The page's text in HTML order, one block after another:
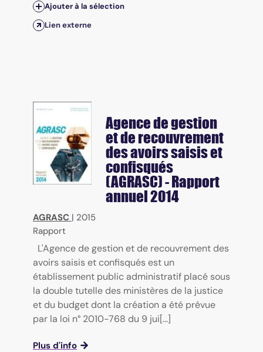
Ajouter à la sélection
Lien externe
Agence de gestion
et de recouvrement
des avoirs saisis et
confisqués
(AGRASC) - Rapport
annuel 2014
AGRASC | 2015
Rapport
L'Agence de gestion et de recouvrement des
avoirs saisis et confisqués est un
établissement public administratif placé sous
la double tutelle des ministères de la justice
et du budget dont la création a été prévue
par la loi n° 2010-768 du 9 jui[...]
Plus d'info